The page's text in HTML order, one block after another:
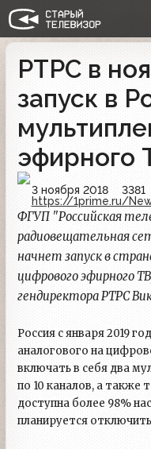
РТРС в
запуск в
эфирного
3 ноября 2018 3381
https://1prime.ru/
ФГУП "Российская
радиовещательная
начнет запуск в
цифрового эфирного
гендиректора РТРС
Россия с января 2019
аналогового на
включать в себя два
по 10 каналов, а также
доступна более 98%
планируется